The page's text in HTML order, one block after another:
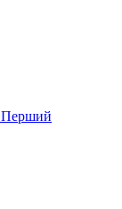
Перший